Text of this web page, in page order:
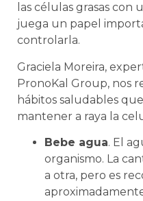
las células grasas
juega un papel
controlarla.
Graciela Moreira,
PronoKal Group, nos
hábitos saludables
mantener a raya la
Bebe agua. El
organismo. La
a otra, pero es